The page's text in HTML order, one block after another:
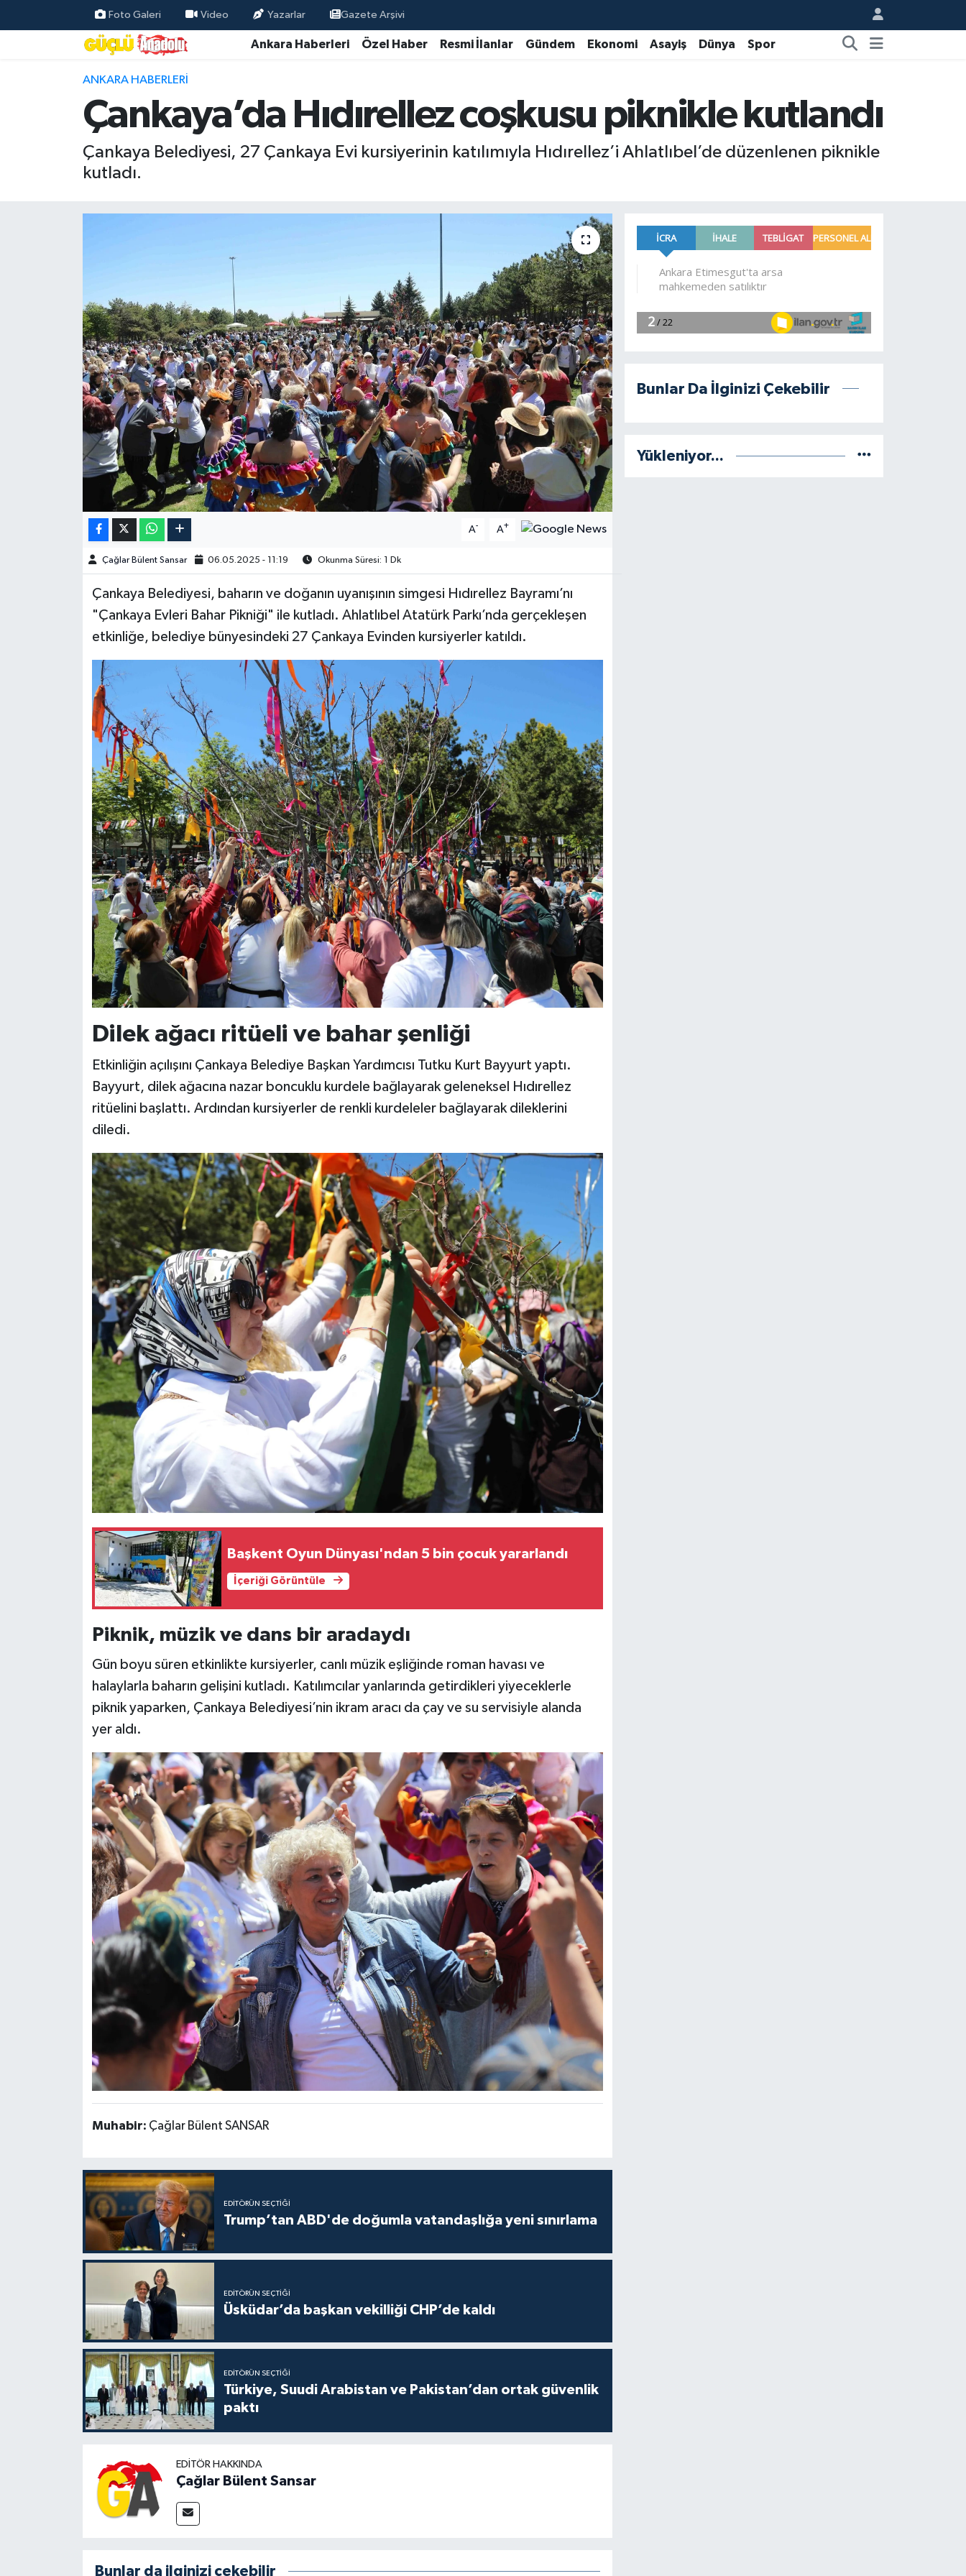
Foto Galeri Video Yazarlar Gazete Arşivi
Ankara Haberleri Özel Haber Resmi İlanlar Gündem Ekonomi Asayiş Dünya Spor
ANKARA HABERLERI
Çankaya’da Hıdırellez coşkusu piknikle kutlandı
Çankaya Belediyesi, 27 Çankaya Evi kursiyerinin katılımıyla Hıdırellez’i Ahlatlıbel’de düzenlenen piknikle
kutladı.
A- A+
Çağlar Bülent Sansar 06.05.2025 - 11:19 Okunma Süresi: 1 Dk
Çankaya Belediyesi, baharın ve doğanın uyanışının simgesi Hıdırellez Bayramı’nı
"Çankaya Evleri Bahar Pikniği" ile kutladı. Ahlatlıbel Atatürk Parkı’nda gerçekleşen
etkinliğe, belediye bünyesindeki 27 Çankaya Evinden kursiyerler katıldı.
Dilek ağacı ritüeli ve bahar şenliği
Etkinliğin açılışını Çankaya Belediye Başkan Yardımcısı Tutku Kurt Bayyurt yaptı.
Bayyurt, dilek ağacına nazar boncuklu kurdele bağlayarak geleneksel Hıdırellez
ritüelini başlattı. Ardından kursiyerler de renkli kurdeleler bağlayarak dileklerini
diledi.
Başkent Oyun Dünyası'ndan 5 bin çocuk yararlandı
İçeriği Görüntüle
Piknik, müzik ve dans bir aradaydı
Gün boyu süren etkinlikte kursiyerler, canlı müzik eşliğinde roman havası ve
halaylarla baharın gelişini kutladı. Katılımcılar yanlarında getirdikleri yiyeceklerle
piknik yaparken, Çankaya Belediyesi’nin ikram aracı da çay ve su servisiyle alanda
yer aldı.
Muhabir: Çağlar Bülent SANSAR
EDITÖRÜN SEÇTIĞI
Trump’tan ABD'de doğumla vatandaşlığa yeni sınırlama
EDITÖRÜN SEÇTIĞI
Üsküdar’da başkan vekilliği CHP’de kaldı
EDITÖRÜN SEÇTIĞI
Türkiye, Suudi Arabistan ve Pakistan’dan ortak güvenlik
paktı
EDITÖR HAKKINDA
Çağlar Bülent Sansar
Bunlar da ilginizi çekebilir
Bunlar Da İlginizi Çekebilir
Yükleniyor...
Özel Haber
Resmi İlanlar
Ekonomi
Magazin
Burç Yorumları
Hava Durumu
Kim kimdir?
Kültür Sanat
Teknoloji
Yaşam-Çevre